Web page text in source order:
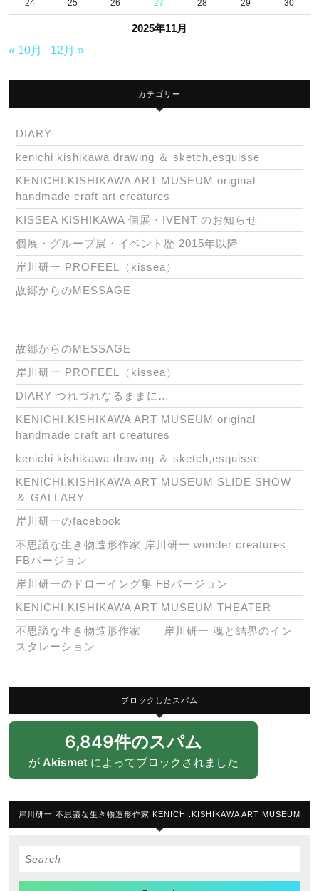
2025年11月
24 25 26 27 28 29 30
« 10月 12月 »
カテゴリー
DIARY
kenichi kishikawa drawing ＆ sketch,esquisse
KENICHI.KISHIKAWA ART MUSEUM original
handmade craft art creatures
KISSEA KISHIKAWA 個展・IVENT のお知らせ
個展・グループ展・イベント歴 2015年以降
岸川研一 PROFEEL（kissea）
故郷からのMESSAGE
故郷からのMESSAGE
岸川研一 PROFEEL（kissea）
DIARY つれづれなるままに…
KENICHI.KISHIKAWA ART MUSEUM original
handmade craft art creatures
kenichi kishikawa drawing ＆ sketch,esquisse
KENICHI.KISHIKAWA ART MUSEUM SLIDE SHOW
＆ GALLARY
岸川研一のfacebook
不思議な生き物造形作家 岸川研一 wonder creatures
FBバージョン
岸川研一のドローイング集 FBバージョン
KENICHI.KISHIKAWA ART MUSEUM THEATER
不思議な生き物造形作家 岸川研一 魂と結界のイン
スタレーション
ブロックしたスパム
6,849件のスパム
が Akismetによってブロックされました
岸川研一 不思議な生き物造形作家 KENICHI.KISHIKAWA ART MUSEUM
Search